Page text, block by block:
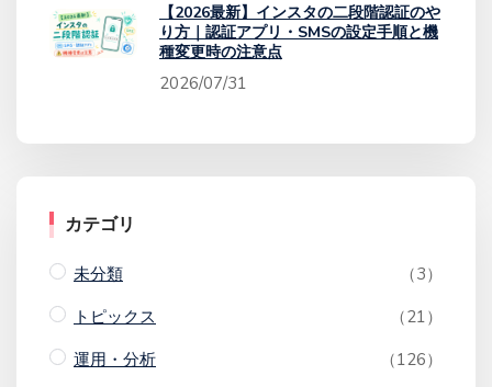
【2026最新】インスタの二段階認証のや
り方｜認証アプリ・SMSの設定手順と機
種変更時の注意点
2026/07/31
カテゴリ
未分類
（3）
トピックス
（21）
運用・分析
（126）